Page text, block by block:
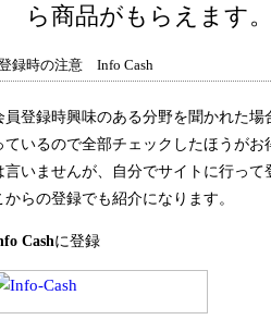
ら商品がもらえます
録時の注意 Info Cash
員登録時興味のある分野を聞かれた場
ているので全部チェックしたほうが
言いませんが、自分でサイトに行っ
からの登録でも紹介になります。
Cashに登録